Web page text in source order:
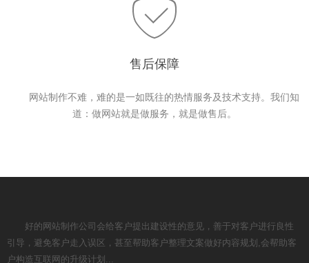
售后保障
网站制作不难，难的是一如既往的热情服务及技术支持。我们知
道：做网站就是做服务，就是做售后。
好的网站制作公司会给客户提出建设性的意见，善于对客户进行良性
引导，避免客户走入误区，甚至帮助客户整理文案做好内容规划,会帮助客
户构造互联网的升级计划...